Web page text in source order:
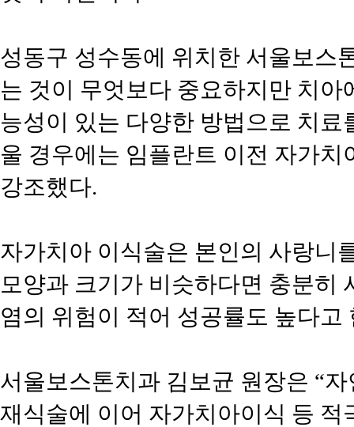
성동구 성수동에 위치한 서울보스
는 것이 무엇보다 중요하지만 치
능성이 있는 다양한 방법으로 치료
울 경우에는 임플란트 이전 자가
강조했다.
자가치아 이식술은 본인의 사랑니
모양과 크기가 비슷하다면 충분히
염의 위험이 적어 성공률도 높다고
서울보스톤치과 김보균 원장은 “
재식술에 이어 자가치아이식 등